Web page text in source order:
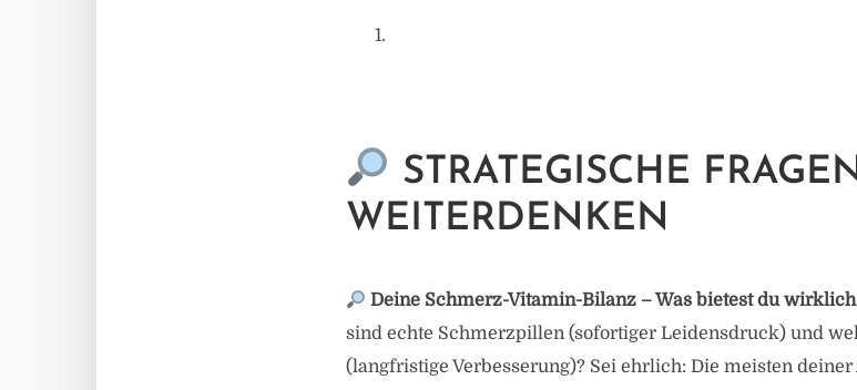
STRATEGISCHE
WEITERDENKEN
Deine Schmerz-Vitamin-Bilanz – Was bietest du wirklich
sind echte Schmerzpillen (sofortiger Leidensdruck) und
(langfristige Verbesserung)? Sei ehrlich: Die meisten